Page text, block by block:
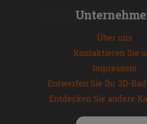
Über uns
Kontaktieren Sie
Impressum
Entwerfen Sie Ihr 3D-
Entdecken Sie andere